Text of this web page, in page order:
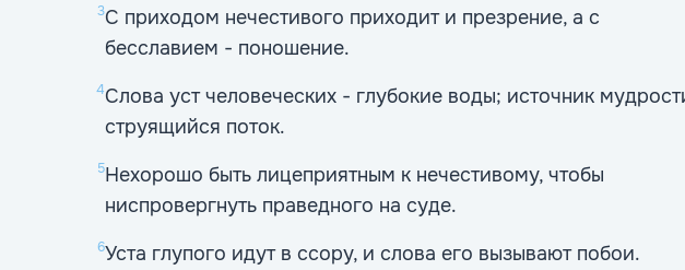
3С приходом нечестивого приходит и презрение, а с
бесславием - поношение.
4Слова уст человеческих - глубокие воды; источник
струящийся поток.
5Нехорошо быть лицеприятным к нечестивому, чтобы
ниспровергнуть праведного на суде.
6Уста глупого идут в ссору, и слова его вызывают побои.